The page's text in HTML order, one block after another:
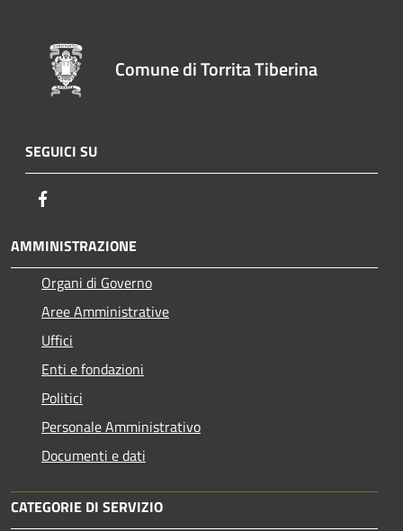
Comune di Torrita Tiberina
SEGUICI SU
AMMINISTRAZIONE
Organi di Governo
Aree Amministrative
Uffici
Enti e fondazioni
Politici
Personale Amministrativo
Documenti e dati
CATEGORIE DI SERVIZIO